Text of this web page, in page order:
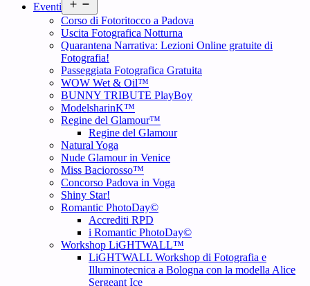
Eventi
menu
Corso di Fotoritocco a Padova
Uscita Fotografica Notturna
Quarantena Narrativa: Lezioni Online gratuite di
Fotografia!
Passeggiata Fotografica Gratuita
WOW Wet & Oil™
BUNNY TRIBUTE PlayBoy
ModelsharinK™
Regine del Glamour™
Regine del Glamour
Natural Yoga
Nude Glamour in Venice
Miss Baciorosso™
Concorso Padova in Voga
Shiny Star!
Romantic PhotoDay©
Accrediti RPD
i Romantic PhotoDay©
Workshop LiGHTWALL™
LiGHTWALL Workshop di Fotografia e
Illuminotecnica a Bologna con la modella Alice
Sergeant Ice